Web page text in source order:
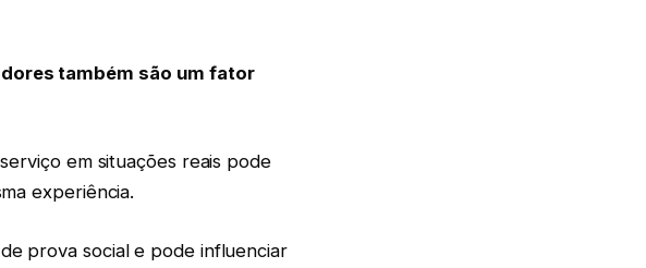
também são um fator
em situações reais pode
experiência.
prova social e pode influenciar